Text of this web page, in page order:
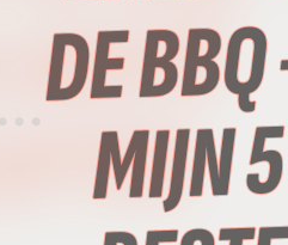
BESTE